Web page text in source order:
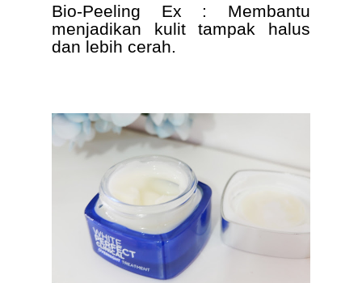
Bio-Peeling Ex : Membantu
menjadikan kulit tampak halus
dan lebih cerah.